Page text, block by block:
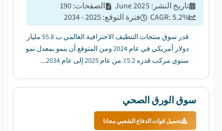
تاريخ النشر :
June 2025 الصفحات:
190
CAGR: 5.2% فترة التوقع:
2025 - 2034
قدر سوق منتجات التنظيف الاحترافية العالمي ب 55.8 مليار
دولار أمريكي في عام 2024 ومن المتوقع أن ينمو بمعدل نمو
سنوي مركب قدره 5.2٪ من عام 2025 إلى عام 2034....
سوق الورق الصحي
تحميل قوات الدفاع الشعبي مجانا